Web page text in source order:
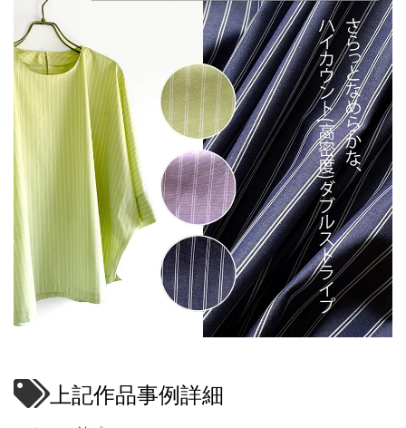
上記作品事例詳細